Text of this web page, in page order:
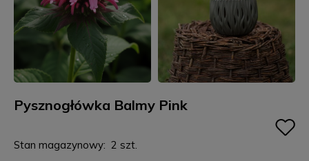
Pysznogłówka Balmy Pink
Stan magazynowy: 2 szt.